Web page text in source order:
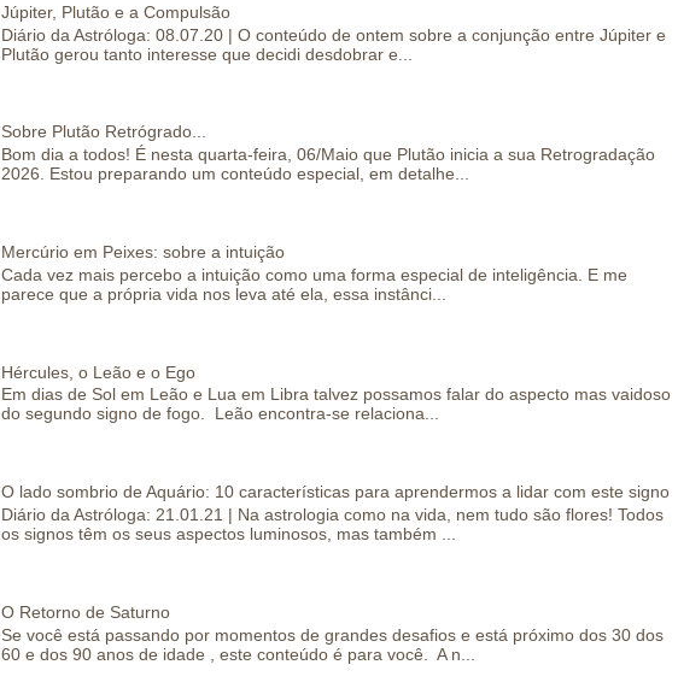
Júpiter, Plutão e a Compulsão
Diário da Astróloga: 08.07.20 | O conteúdo de ontem sobre a conjunção entre Júpiter e
Plutão gerou tanto interesse que decidi desdobrar e...
Sobre Plutão Retrógrado...
Bom dia a todos! É nesta quarta-feira, 06/Maio que Plutão inicia a sua Retrogradação
2026. Estou preparando um conteúdo especial, em detalhe...
Mercúrio em Peixes: sobre a intuição
Cada vez mais percebo a intuição como uma forma especial de inteligência. E me
parece que a própria vida nos leva até ela, essa instânci...
Hércules, o Leão e o Ego
Em dias de Sol em Leão e Lua em Libra talvez possamos falar do aspecto mas vaidoso
do segundo signo de fogo. Leão encontra-se relaciona...
O lado sombrio de Aquário: 10 características para aprendermos a lidar com este signo
Diário da Astróloga: 21.01.21 | Na astrologia como na vida, nem tudo são flores! Todos
os signos têm os seus aspectos luminosos, mas também ...
O Retorno de Saturno
Se você está passando por momentos de grandes desafios e está próximo dos 30 dos
60 e dos 90 anos de idade , este conteúdo é para você. A n...